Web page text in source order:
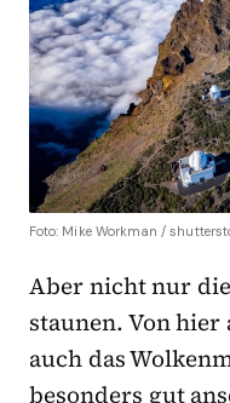
Foto: Mike Workman /
Aber nicht nur
staunen. Von
auch das
besonders gut